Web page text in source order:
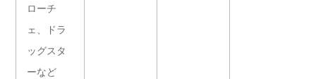
ローチ
ェ、ドラ
ッグスタ
ーなど